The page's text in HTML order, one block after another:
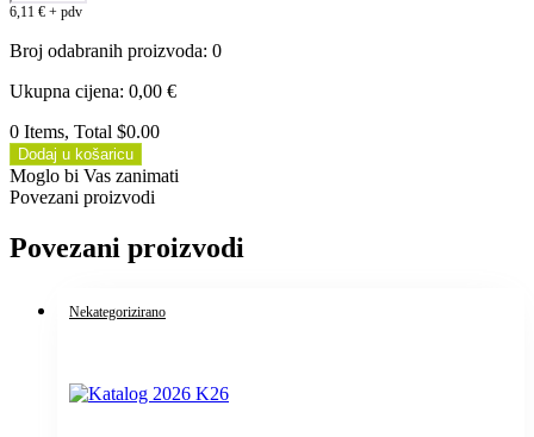
6,11 € + pdv
Broj odabranih proizvoda: 0
Ukupna cijena: 0,00 €
0 Items, Total $0.00
Dodaj u košaricu
Moglo bi Vas zanimati
Povezani proizvodi
Povezani proizvodi
Nekategorizirano